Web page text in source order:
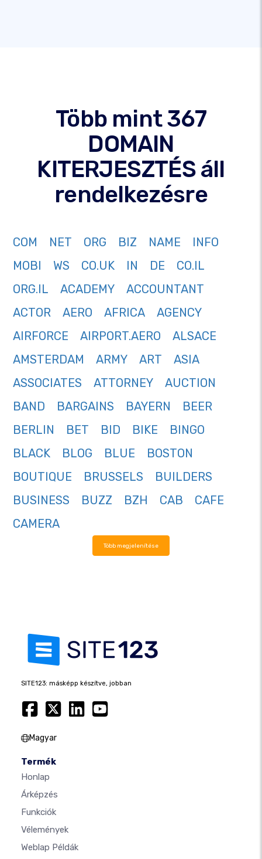
Több mint 367
DOMAIN
KITERJESZTÉS áll
rendelkezésre
COM NET ORG BIZ NAME
INFO
MOBI
WS CO.UK IN DE
CO.IL
ORG.IL
ACADEMY
ACCOUNTANT
ACTOR
AERO AFRICA
AGENCY
AIRFORCE
AIRPORT.AERO
ALSACE
AMSTERDAM
ARMY ART
ASIA
ASSOCIATES
ATTORNEY
AUCTION
BAND
BARGAINS BAYERN
BEER
BERLIN
BET BID BIKE
BINGO
BLACK
BLOG BLUE
BOSTON
BOUTIQUE
BRUSSELS
BUILDERS
BUSINESS
BUZZ BZH CAB
CAFE
CAMERA
Több megjelenítése
SITE123: másképp készítve, jobban
Magyar
Termék
Honlap
Árképzés
Funkciók
Vélemények
Weblap Példák